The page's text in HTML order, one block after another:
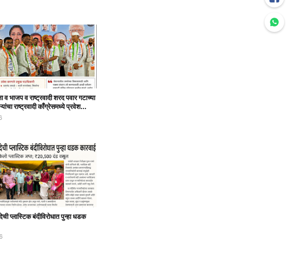
भाजप व राष्ट्रवादी शरद पवार गटाच्या
राष्ट्रवादी काँग्रेसमध्ये प्रवेश...
प्लास्टिक बंदीविरोधात पुन्हा धडक